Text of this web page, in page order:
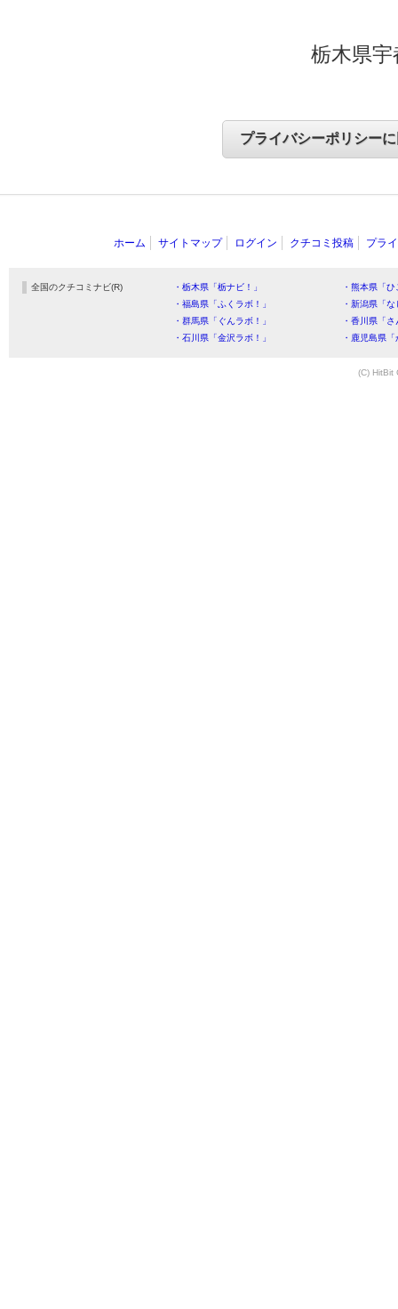
栃木県
ホーム サイトマップ ログイン クチコミ投稿 プラ
全国のクチコミナビ(R) ・栃木県「栃ナビ！」
・熊本県「
・福島県「ふくラボ！」
・新潟県「
・群馬県「ぐんラボ！」
・香川県「
・石川県「金沢ラボ！」
・鹿児島県
(C) HitBit